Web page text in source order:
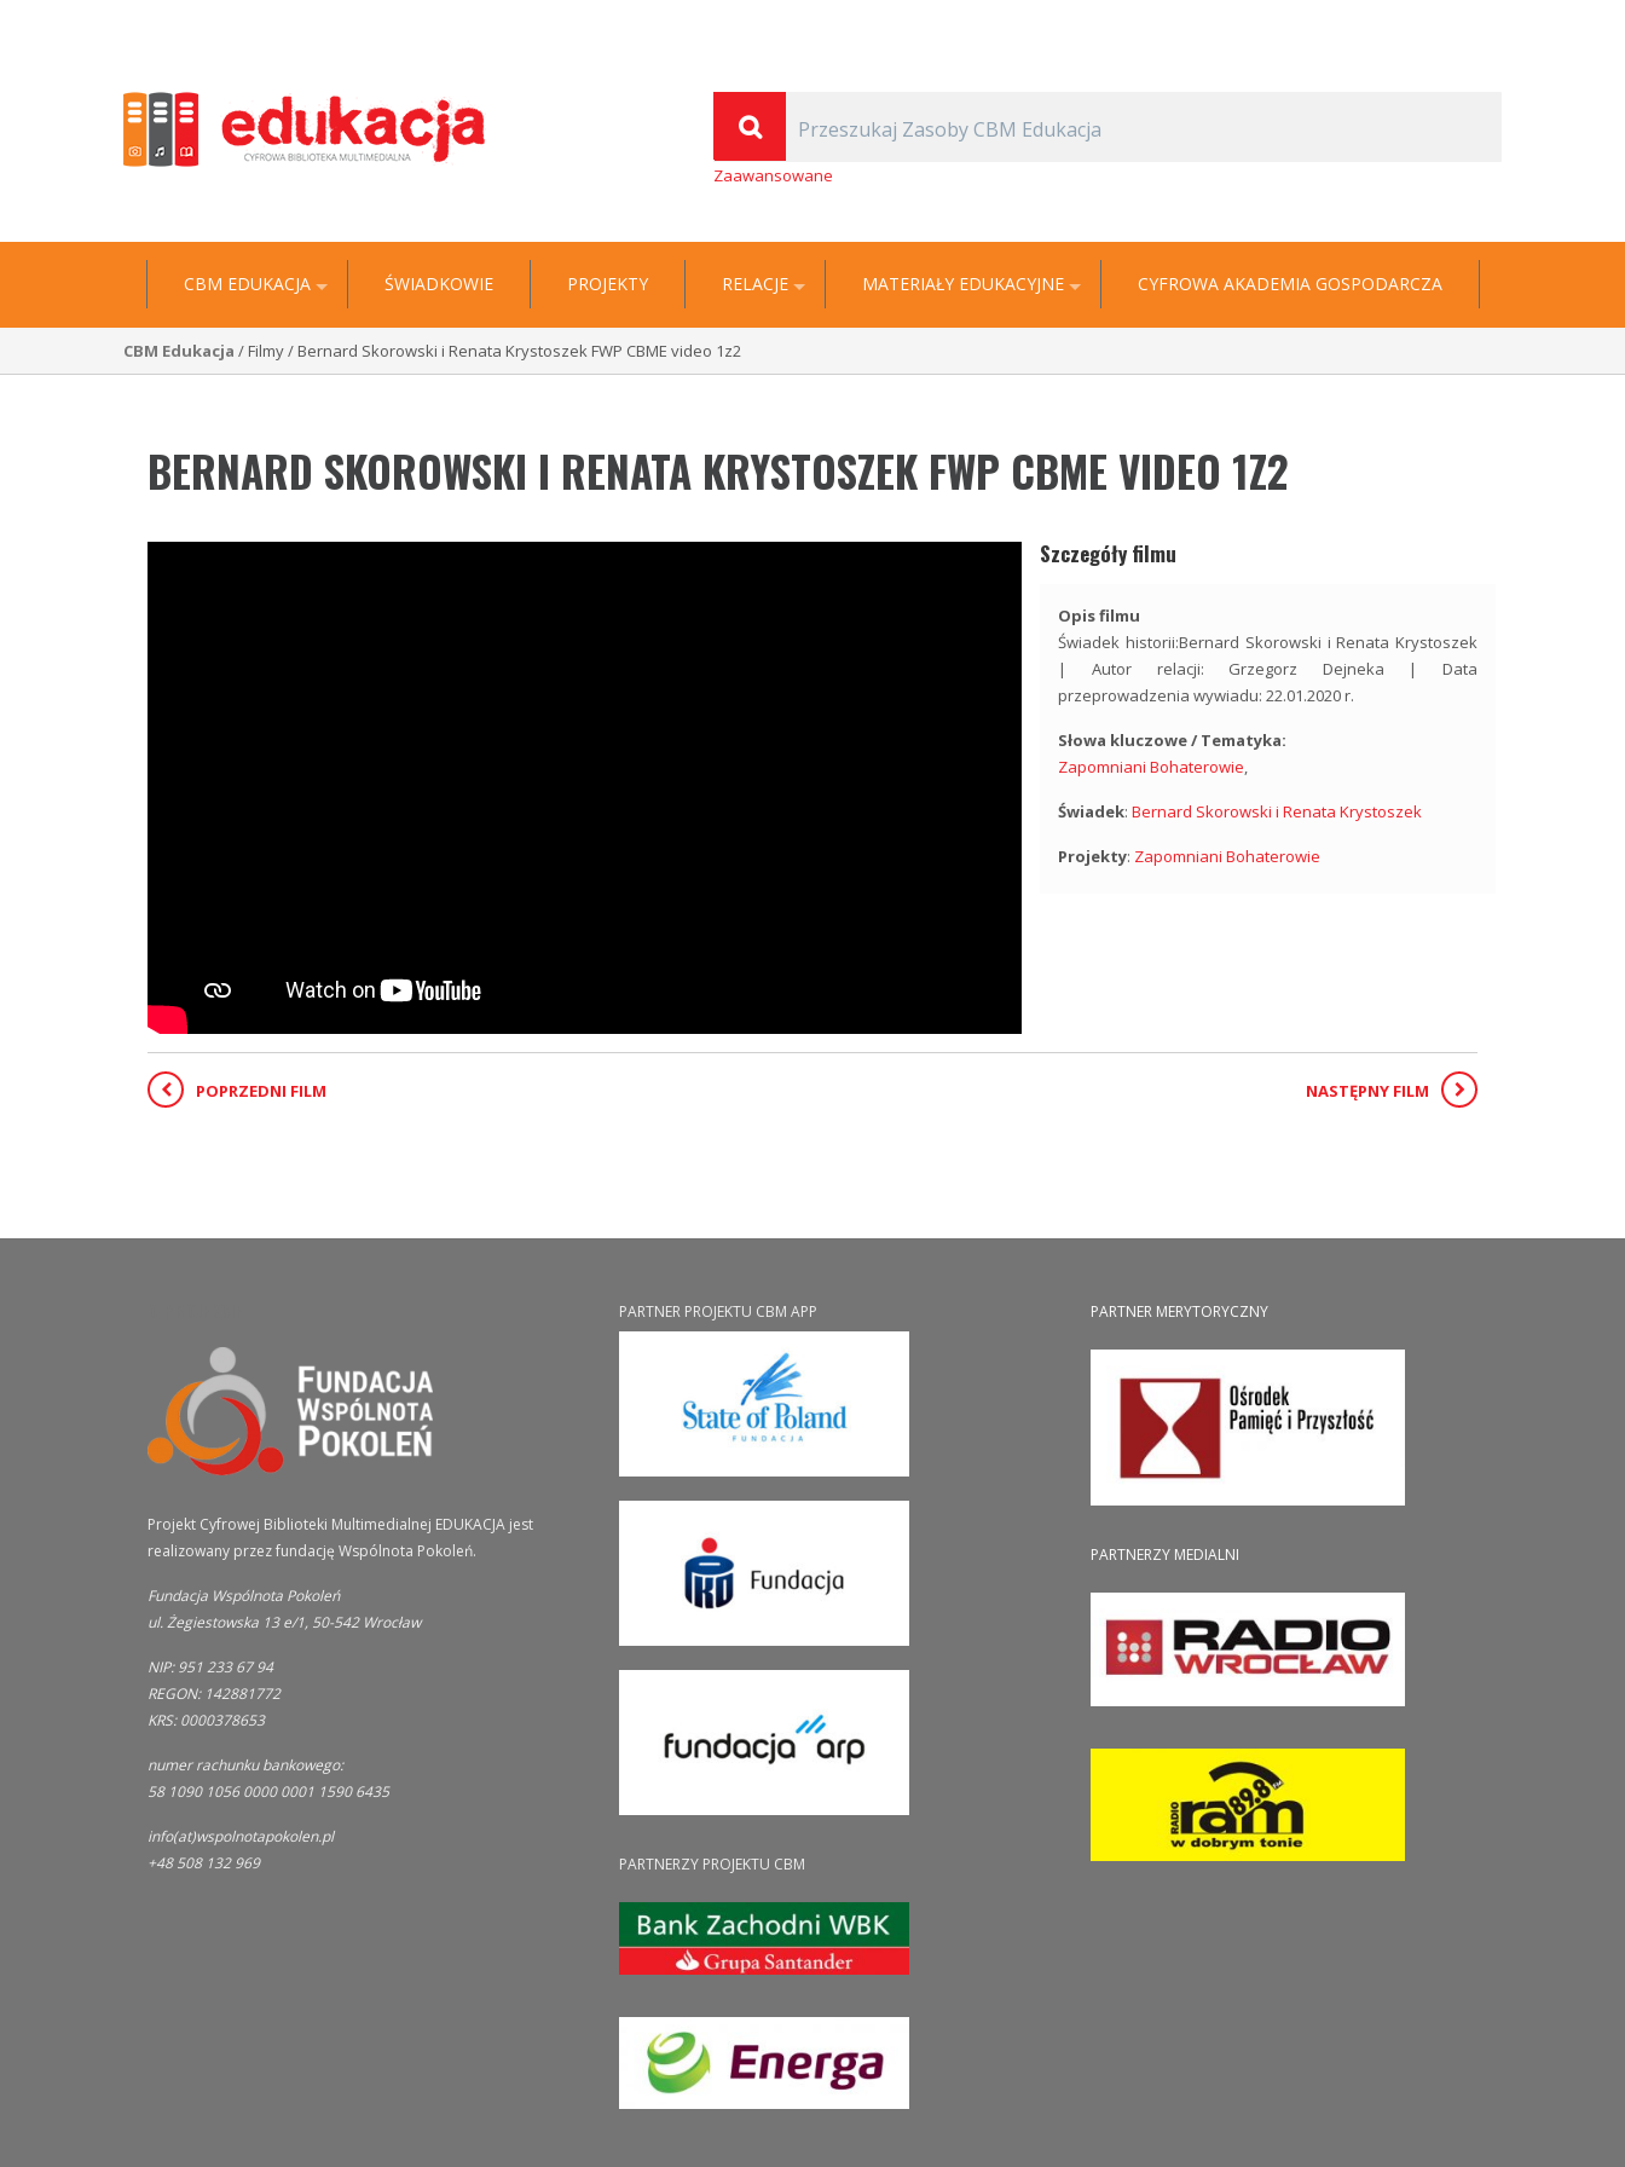
Zaawansowane
CBM EDUKACJA ŚWIADKOWIE PROJEKTY RELACJE MATERIAŁY EDUKACYJNE CYFROWA AKADEMIA GOSPODARCZA
CBM Edukacja / Filmy / Bernard Skorowski i Renata Krystoszek FWP CBME video 1z2
BERNARD SKOROWSKI I RENATA KRYSTOSZEK FWP CBME VIDEO 1Z2
Szczegóły filmu
Opis filmu
Świadek historii:Bernard Skorowski i Renata Krystoszek
| Autor relacji: Grzegorz Dejneka | Data
przeprowadzenia wywiadu: 22.01.2020 r.
Słowa kluczowe / Tematyka:
Zapomniani Bohaterowie,
Świadek:Bernard Skorowski i Renata Krystoszek
Projekty: Zapomniani Bohaterowie
POPRZEDNI FILM NASTĘPNY FILM
Projekt Cyfrowej Biblioteki Multimedialnej EDUKACJA jest
realizowany przez fundację Wspólnota Pokoleń.
Fundacja Wspólnota Pokoleń
ul. Żegiestowska 13 e/1, 50-542 Wrocław
NIP: 951 233 67 94
REGON: 142881772
KRS: 0000378653
numer rachunku bankowego:
58 1090 1056 0000 0001 1590 6435
info(at)wspolnotapokolen.pl
+48 508 132 969
PARTNER PROJEKTU CBM APP
PARTNERZY PROJEKTU CBM
PARTNER MERYTORYCZNY
PARTNERZY MEDIALNI